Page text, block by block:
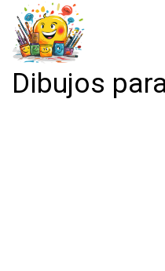
Dibujos